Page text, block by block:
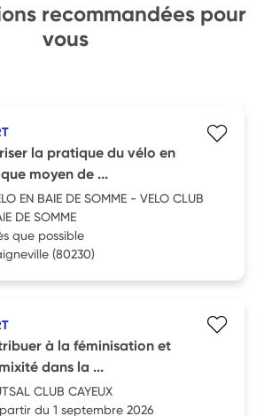
recommandées pour
vous
la pratique du vélo en
moyen de ...
EN BAIE DE SOMME - VELO CLUB
DE SOMME
que possible
(80230)
à la féminisation et
dans la ...
CLUB CAYEUX
du 1 septembre 2026